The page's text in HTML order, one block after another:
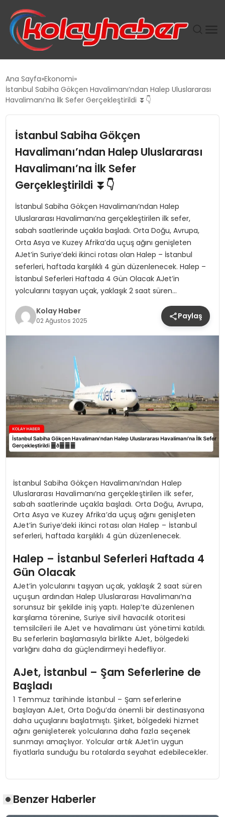
SUWEN’IN İSTIHDAM MODELI EKONOMIDE KADIN
TANYER YAPI ZEMIN MÜHENDISLIĞINDE HEDEF
BÜYÜTTÜ
TOROSLAR’DA PAZAR GERGİNLİĞİ!
Ana Sayfa Ekonomi
İstanbul Sabiha Gökçen Havalimanı’ndan Halep Uluslararası
Havalimanı’na İlk Sefer Gerçekleştirildi ⏬👇
İstanbul Sabiha Gökçen
Havalimanı’ndan Halep Uluslararası
Havalimanı’na İlk Sefer
Gerçekleştirildi ⏬👇
İstanbul Sabiha Gökçen Havalimanı’ndan Halep
Uluslararası Havalimanı’na gerçekleştirilen ilk sefer,
sabah saatlerinde uçakla başladı. Orta Doğu, Avrupa,
Orta Asya ve Kuzey Afrika’da uçuş ağını genişleten
AJet’in Suriye’deki ikinci rotası olan Halep – İstanbul
seferleri, haftada karşılıklı 4 gün düzenlenecek. Halep –
İstanbul Seferleri Haftada 4 Gün Olacak AJet’in
yolcularını taşıyan uçak, yaklaşık 2 saat süren…
Kolay Haber
02 Ağustos 2025 Paylaş
İstanbul Sabiha Gökçen Havalimanı’ndan Halep
Uluslararası Havalimanı’na gerçekleştirilen ilk sefer,
sabah saatlerinde uçakla başladı. Orta Doğu, Avrupa,
Orta Asya ve Kuzey Afrika’da uçuş ağını genişleten
AJet’in Suriye’deki ikinci rotası olan Halep – İstanbul
seferleri, haftada karşılıklı 4 gün düzenlenecek.
Halep – İstanbul Seferleri Haftada 4
Gün Olacak
AJet’in yolcularını taşıyan uçak, yaklaşık 2 saat süren
uçuşun ardından Halep Uluslararası Havalimanı’na
sorunsuz bir şekilde iniş yaptı. Halep’te düzenlenen
karşılama törenine, Suriye sivil havacılık otoritesi
temsilcileri ile AJet ve havalimanı üst yönetimi katıldı.
Bu seferlerin başlamasıyla birlikte AJet, bölgedeki
varlığını daha da güçlendirmeyi hedefliyor.
AJet, İstanbul – Şam Seferlerine de
Başladı
1 Temmuz tarihinde İstanbul – Şam seferlerine
başlayan AJet, Orta Doğu’da önemli bir destinasyona
daha uçuşlarını başlatmıştı. Şirket, bölgedeki hizmet
ağını genişleterek yolcularına daha fazla seçenek
sunmayı amaçlıyor. Yolcular artık AJet’in uygun
fiyatlarla sunduğu bu rotalarda seyahat edebilecekler.
Benzer Haberler